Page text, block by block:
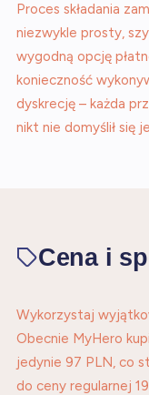
Proces składania
niezwykle prosty,
wygodną opcję
konieczność
dyskrecję – każda
nikt nie domyślił się
Cena i
Wykorzystaj
Obecnie MyHero
jedynie 97 PLN, co
do ceny regularnej